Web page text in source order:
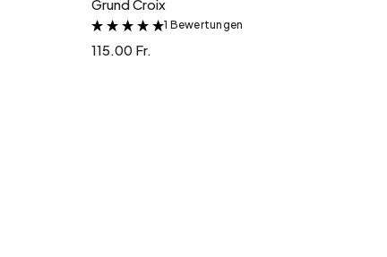
Grund Croix
&
1 Bewertungen
115.00 Fr.